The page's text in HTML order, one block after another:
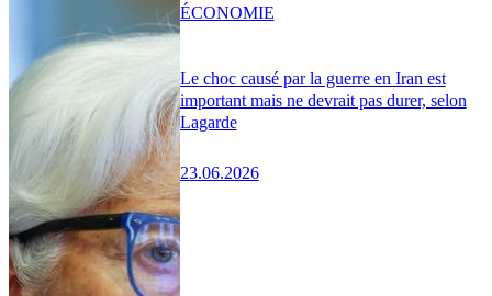
Le choc causé par la guerre en Iran est
important mais ne devrait pas durer, selon
Lagarde
23.06.2026
ÉCONOMIE